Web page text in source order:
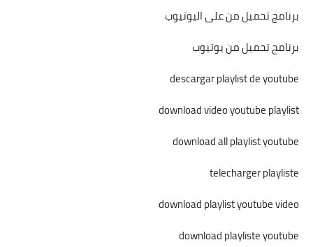
برنامج تحميل من على اليوتيوب
برنامج تحميل من يوتيوب
descargar playlist de youtube
download video youtube playlist
download all playlist youtube
telecharger playliste
download playlist youtube video
download playliste youtube